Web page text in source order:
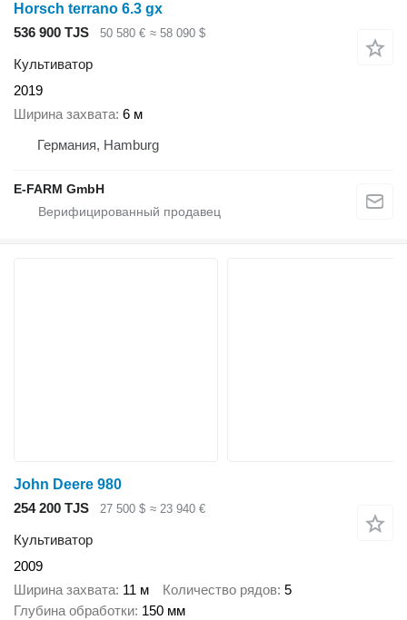
Horsch terrano 6.3 gx
536 900 TJS
50 580 € ≈ 58 090 $
Культиватор
2019
Ширина захвата 6 м
Германия, Hamburg
E-FARM GmbH
John Deere 980
254 200 TJS
27 500 $ ≈ 23 940 €
Культиватор
2009
Ширина захвата 11 м Количество рядов 5
Глубина обработки 150 мм